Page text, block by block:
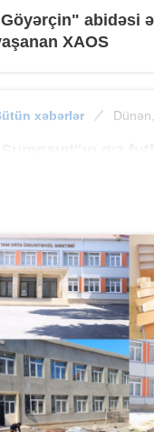
abidəsi
XAOS
xəbərlər
xəbərlər
oğlan
aparıb
xəbərlər
çimərliyə